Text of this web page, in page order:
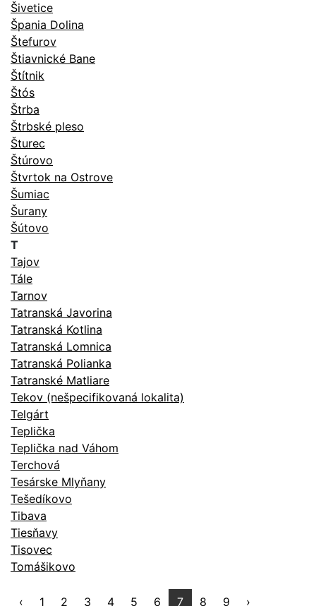
Šivetice
Špania Dolina
Štefurov
Štiavnické Bane
Štítnik
Štós
Štrba
Štrbské pleso
Šturec
Štúrovo
Štvrtok na Ostrove
Šumiac
Šurany
Šútovo
T
Tajov
Tále
Tarnov
Tatranská Javorina
Tatranská Kotlina
Tatranská Lomnica
Tatranská Polianka
Tatranské Matliare
Tekov (nešpecifikovaná lokalita)
Telgárt
Teplička
Teplička nad Váhom
Terchová
Tesárske Mlyňany
Tešedíkovo
Tibava
Tiesňavy
Tisovec
Tomášikovo
‹ 1 2 3 4 5 6 7 8 9 ›